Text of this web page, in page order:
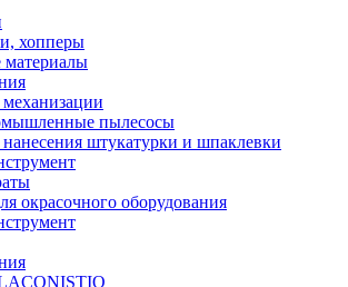
хопперы
материалы
пылесосы
штукатурки и шпаклевки
окрасочного оборудования